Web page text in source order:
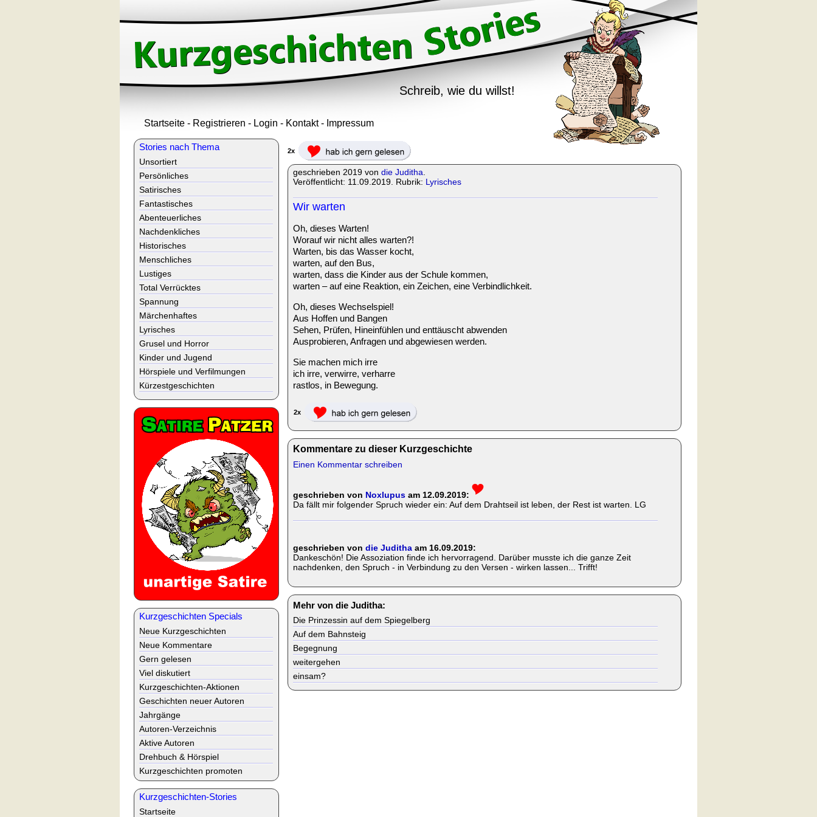
Schreib, wie du willst!
Startseite - Registrieren - Login - Kontakt- Impressum
2x
geschrieben 2019 von die Juditha
Veröffentlicht: 11.09.2019. Rubrik: Lyrisches
Wir warten
Oh, dieses Warten!
Worauf wir nicht alles warten?!
Warten, bis das Wasser kocht,
warten, auf den Bus,
warten, dass die Kinder aus der Schule kommen,
warten – auf eine Reaktion, ein Zeichen, eine Verbindlichkeit.
Oh, dieses Wechselspiel!
Aus Hoffen und Bangen
Sehen, Prüfen, Hineinfühlen und enttäuscht abwenden
Ausprobieren, Anfragen und abgewiesen werden.
Sie machen mich irre
ich irre, verwirre, verharre
rastlos, in Bewegung.
2x
Kommentare zu dieser Kurzgeschichte
Einen Kommentar schreiben
geschrieben von Noxlupus am 12.09.2019:
Da fällt mir folgender Spruch wieder ein: Auf dem Drahtseil ist leben, der Rest ist warten. LG
geschrieben von die Juditha am 16.09.2019:
Dankeschön! Die Assoziation finde ich hervorragend. Darüber musste ich die ganze Zeit
nachdenken, den Spruch - in Verbindung zu den Versen - wirken lassen... Trifft!
Mehr von die Juditha:
Die Prinzessin auf dem Spiegelberg
Auf dem Bahnsteig
Begegnung
weitergehen
einsam?
Stories nach Thema
Unsortiert
Persönliches
Satirisches
Fantastisches
Abenteuerliches
Nachdenkliches
Historisches
Menschliches
Lustiges
Total Verrücktes
Spannung
Märchenhaftes
Lyrisches
Grusel und Horror
Kinder und Jugend
Hörspiele und Verfilmungen
Kürzestgeschichten
Kurzgeschichten Specials
Neue Kurzgeschichten
Neue Kommentare
Gern gelesen
Viel diskutiert
Kurzgeschichten-Aktionen
Geschichten neuer Autoren
Jahrgänge
Autoren-Verzeichnis
Aktive Autoren
Drehbuch & Hörspiel
Kurzgeschichten promoten
Kurzgeschichten-Stories
Startseite